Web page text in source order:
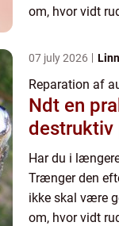
om, hvor vidt
07 july 2026
Reparation af
Ndt en praktisk guide til ikke-
destruktiv
Har du i
Trænger den
ikke skal være
om, hvor vidt